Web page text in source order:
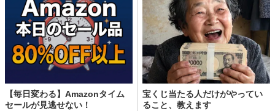
【毎日変わる】Amazonタイム
セールが見逃せない！
宝くじ当たる人だけがやってい
ること、教えます